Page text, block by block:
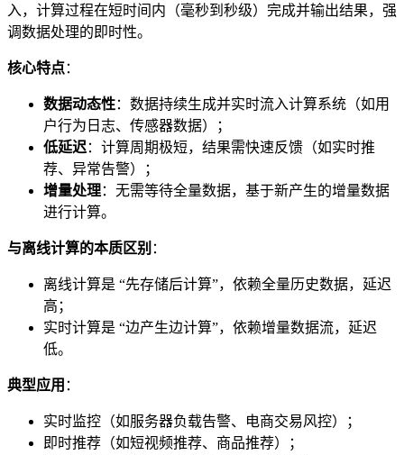
入，计算过程在短时间内（毫秒到秒级）完成并输出结果，强
调数据处理的即时性。
核心特点：
数据动态性：数据持续生成并实时流入计算系统（如用
户行为日志、传感器数据）；
低延迟：计算周期极短，结果需快速反馈（如实时推
荐、异常告警）；
增量处理：无需等待全量数据，基于新产生的增量数据
进行计算。
与离线计算的本质区别 ：
离线计算是 “先存储后计算”，依赖全量历史数据，延迟
高；
实时计算是 “边产生边计算”，依赖增量数据流，延迟
低。
典型应用 ：
实时监控（如服务器负载告警、电商交易风控）；
即时推荐（如短视频推荐、商品推荐）；